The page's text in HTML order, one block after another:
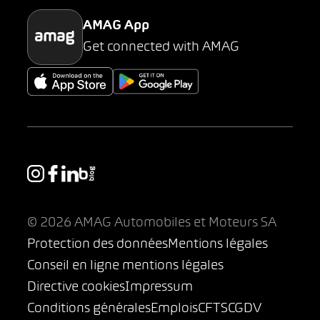
AMAG App
Get connected with AMAG
© 2026 AMAG Automobiles et Moteurs SA
Protection des donnéesMentions légales
Conseil en ligne mentions légales
Directive cookiesImpressum
Conditions généralesEmploisCFTSCGDV